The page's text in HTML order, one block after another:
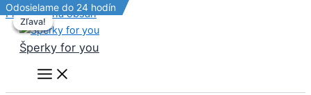
Preskočiť na obsah
Šperky for you
Zľava!
VÝPREDAJ Odosielame do 24 hodín
Odosielame do 24 hodín
Odosielame do 24 hodín
Zľava!
Odosielame do 24 hodín
Zľava!